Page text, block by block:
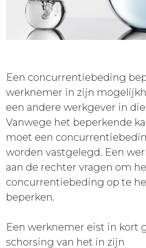
Een concurrentiebeding
werknemer in zijn
een andere werkgever in
Vanwege het beperkende
moet een
worden vastgelegd. Een
aan de rechter vragen om
concurrentiebeding op te
beperken.
Een werknemer eist in kort
schorsing van het in zijn